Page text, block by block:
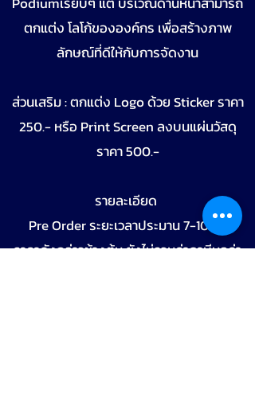
ตกแต่ง โลโก้ขององค์กร เพื่อสร้างภาพ
ลักษณ์ที่ดีให้กับการจัดงาน
ส่วนเสริม : ตกแต่ง Logo ด้วย Sticker ราคา
250.- หรือ Print Screen ลงบนแผ่นวัสดุ
ราคา 500.-
รายละเอียด
Pre Order ระยะเวลาประมาน 7-10 วัน
ราคาดังกล่าวข้างต้น ยังไม่รวมค่าภาษีมูลค่า